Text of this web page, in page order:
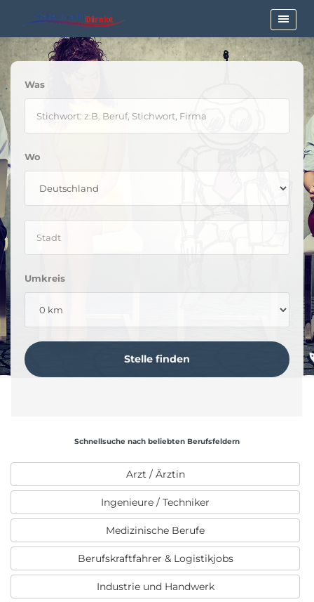
Was
Wo
Umkreis
Schnellsuche nach beliebten Berufsfeldern
Arzt / Ärztin
Ingenieure / Techniker
Medizinische Berufe
Berufskraftfahrer & Logistikjobs
Industrie und Handwerk